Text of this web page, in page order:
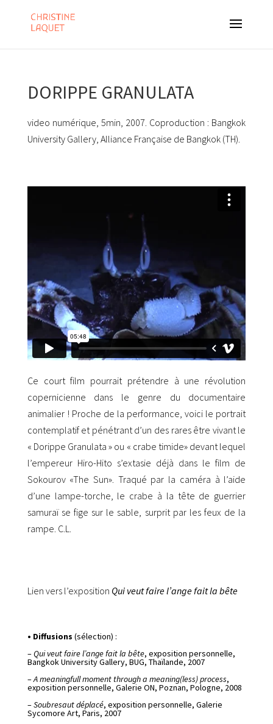
DORIPPE GRANULATA
video numérique, 5min, 2007. Coproduction : Bangkok
University Gallery, Alliance Française de Bangkok (TH).
Ce court film pourrait prétendre à une révolution
copernicienne dans le genre du documentaire
animalier ! Proche de la performance, voici le portrait
contemplatif et pénétrant d’un des rares être vivant le
« Dorippe Granulata » ou « crabe timide» devant lequel
l’empereur Hiro-Hito s’extasie déjà dans le film de
Sokourov «The Sun». Traqué par la caméra à l’aide
d’une lampe-torche, le crabe à la tête de guerrier
samuraï se fige sur le sable, surprit par les feux de la
rampe. C.L.
Lien vers l’exposition Qui veut faire l’ange fait la bête
• Diffusions (sélection) :
–Qui veut faire l’ange fait la bête, exposition personnelle,
Bangkok University Gallery, BUG, Thaïlande, 2007
–A meaningfull moment through a meaning(less) process,
exposition personnelle, Galerie ON, Poznan, Pologne, 2008
–Soubresaut déplacé, exposition personnelle, Galerie
Sycomore Art, Paris, 2007